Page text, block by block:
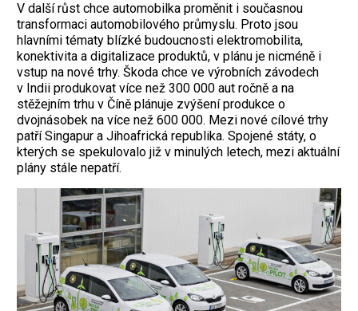
V další růst chce automobilka proměnit i současnou
transformaci automobilového průmyslu. Proto jsou
hlavními tématy blízké budoucnosti elektromobilita,
konektivita a digitalizace produktů, v plánu je nicméně i
vstup na nové trhy. Škoda chce ve výrobních závodech
v Indii produkovat více než 300 000 aut ročně a na
stěžejním trhu v Číně plánuje zvýšení produkce o
dvojnásobek na více než 600 000. Mezi nové cílové trhy
patří Singapur a Jihoafrická republika. Spojené státy, o
kterých se spekulovalo již v minulých letech, mezi aktuální
plány stále nepatří.